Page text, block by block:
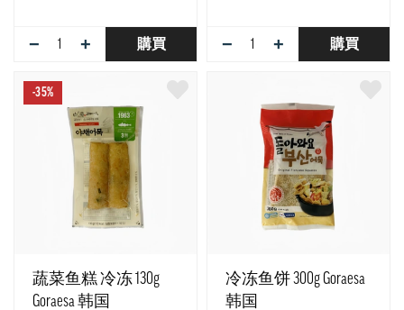
− + 購買 − + 購買
-35%
蔬菜鱼糕 冷冻 130g
Goraesa 韩国
冷冻鱼饼 300g Goraesa
韩国